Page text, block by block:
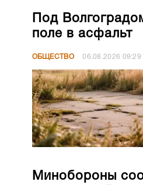
Под
поле в асфальт
ОБЩЕСТВО 06.08.2026 09:29
Минобороны